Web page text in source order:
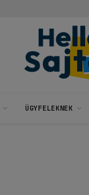
ÜGYFELEKNEK